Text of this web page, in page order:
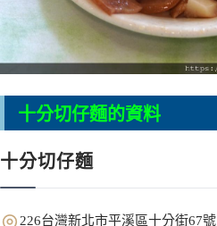
十分切仔麵的資料
十分切仔麵
226台灣新北市平溪區十分街67號